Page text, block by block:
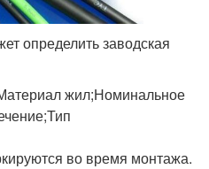
определить заводская
жил;Номинальное
во время монтажа.